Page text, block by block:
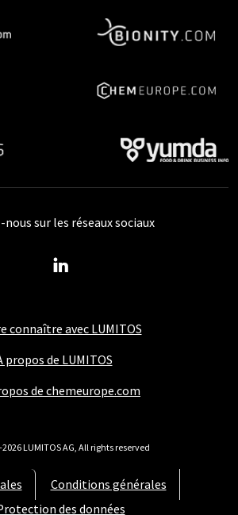
connaître avec LUMITOS
propos de LUMITOS
de chemeurope.com
Conditions générales
des données
nous sur les réseaux sociaux
LUMITOS AG, All rights reserved